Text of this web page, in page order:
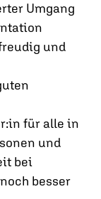
Umgang
und
für alle in
und
bei
besser